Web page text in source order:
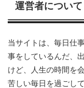
運営者について
当サイトは、毎日仕
事をしているんだ、
けど、人生の時間を
苦しい毎日を過ごし